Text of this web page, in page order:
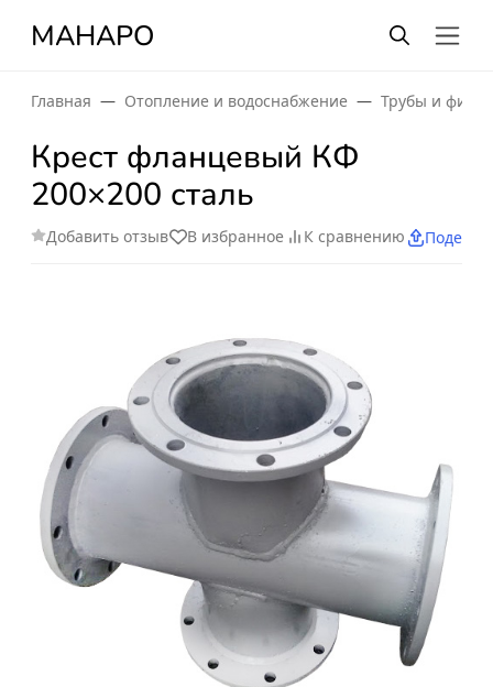
МАНАРО
Главная Отопление и водоснабжение Трубы и
Крест фланцевый КФ
200×200 сталь
Добавить отзыв В избранное К сравнению